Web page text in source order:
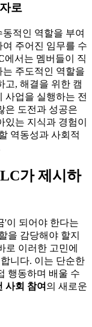
로
적인 역할을 부여
주어진 임무를 수
에서는 멤버들이 직
주도적인 역할을
고, 해결을 위한 캠
사업을 실행하는 전
은 도전과 성공은
는 지식과 경험이
역동성과 사회적
가 제시하
'이 되어야 한다는
을 감당해야 할지
로 이러한 고민에
니다. 이는 단순한
행동하며 배울 수
사회 참여 의 새로운